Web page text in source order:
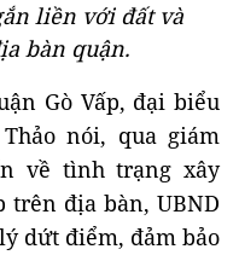
liền với đất và
bàn quận.
Gò Vấp, đại biểu
nói, qua giám
về tình trạng xây
trên địa bàn, UBND
dứt điểm, đảm bảo